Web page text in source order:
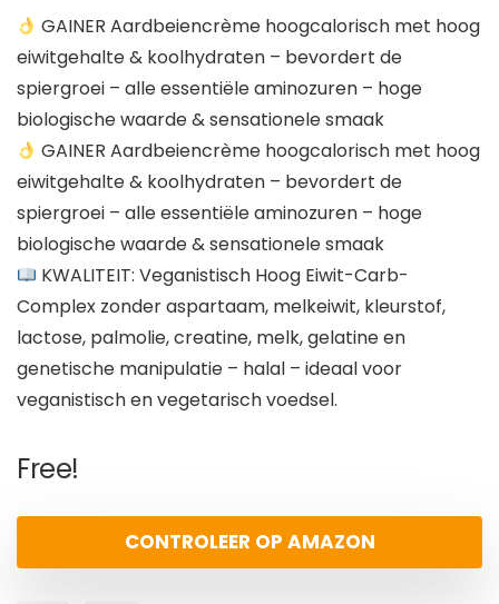
GAINER Aardbeiencrème hoogcalorisch met hoog
eiwitgehalte & koolhydraten – bevordert de
spiergroei – alle essentiële aminozuren – hoge
biologische waarde & sensationele smaak
GAINER Aardbeiencrème hoogcalorisch met hoog
eiwitgehalte & koolhydraten – bevordert de
spiergroei – alle essentiële aminozuren – hoge
biologische waarde & sensationele smaak
KWALITEIT: Veganistisch Hoog Eiwit-Carb-
Complex zonder aspartaam, melkeiwit, kleurstof,
lactose, palmolie, creatine, melk, gelatine en
genetische manipulatie – halal – ideaal voor
veganistisch en vegetarisch voedsel.
Free!
CONTROLEER OP AMAZON